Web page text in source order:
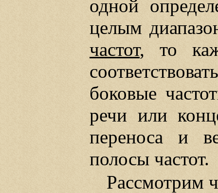
одной
целым
частот, то
боковые
речи или
переноса и
полосы частот.
Рассмотрим